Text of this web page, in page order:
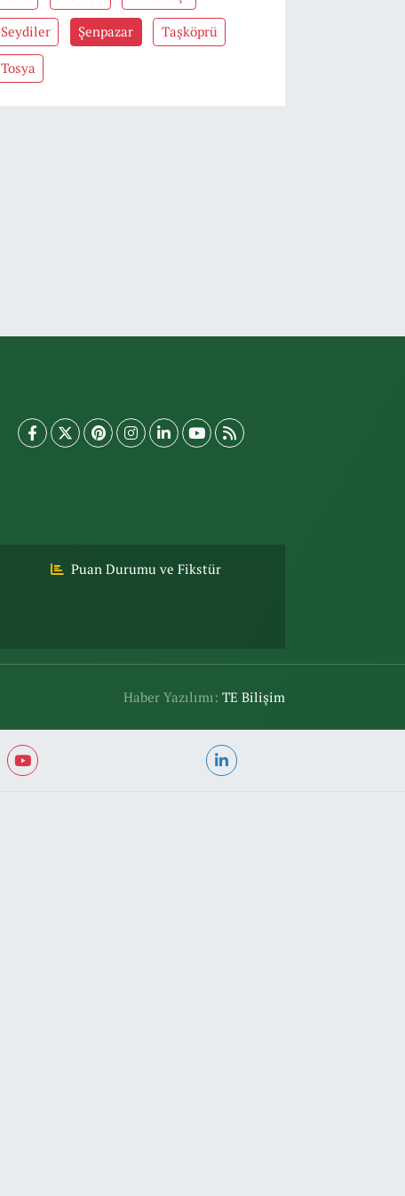
Seydiler Şenpazar Taşköprü
Tosya
Puan Durumu ve Fikstür
Haber Yazılımı:TE Bilişim